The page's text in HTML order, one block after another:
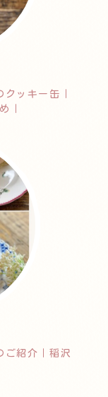
クッキー缶｜
｜
ご紹介｜稲沢